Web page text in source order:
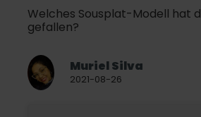
Welches Sousplat-Modell hat
gefallen?
Muriel Silva
2021-08-26